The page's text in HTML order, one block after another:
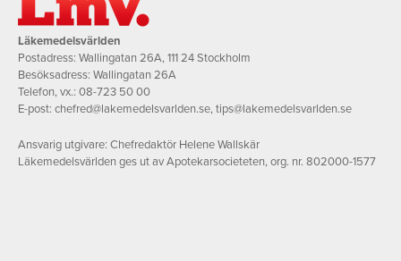
Läkemedelsvärlden
Postadress: Wallingatan 26A, 111 24 Stockholm
Besöksadress: Wallingatan 26A
Telefon, vx.: 08-723 50 00
E-post: chefred@lakemedelsvarlden.se,tips@lakemedelsvarlden.se
Ansvarig utgivare: Chefredaktör Helene Wallskär
Läkemedelsvärlden ges ut av Apotekarsocieteten, org. nr. 802000-1577